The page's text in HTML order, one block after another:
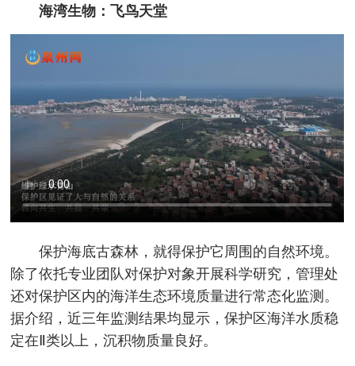
海湾生物：飞鸟天堂
保护海底古森林，就得保护它周围的自然环境。
除了依托专业团队对保护对象开展科学研究，管理处
还对保护区内的海洋生态环境质量进行常态化监测。
据介绍，近三年监测结果均显示，保护区海洋水质稳
定在Ⅱ类以上，沉积物质量良好。